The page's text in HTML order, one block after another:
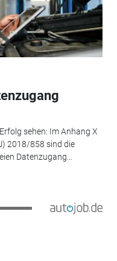
sehen: Im Anhang X
2018/858 sind die
Datenzugang...